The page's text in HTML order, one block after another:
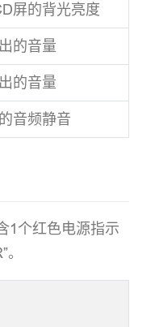
屏的背光亮度
的音量
的音量
音频静音
1个红色电源指示